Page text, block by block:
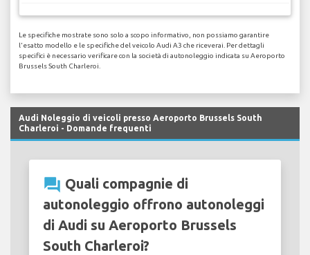
Le specifiche mostrate sono solo a scopo informativo, non possiamo garantire
l'esatto modello e le specifiche del veicolo Audi A3 che riceverai. Per dettagli
specifici è necessario verificare con la società di autonoleggio indicata su Aeroporto
Brussels South Charleroi.
Audi Noleggio di veicoli presso Aeroporto Brussels South
Charleroi - Domande frequenti
question_answer Quali compagnie di
autonoleggio offrono autonoleggi
di Audi su Aeroporto Brussels
South Charleroi?